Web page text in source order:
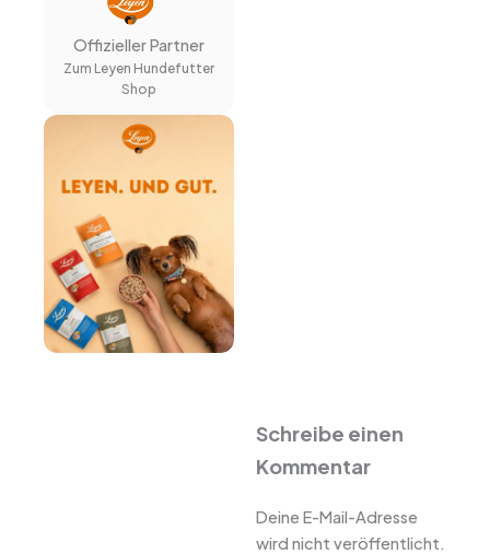
Offizieller Partner
Zum Leyen Hundefutter
Shop
Schreibe einen
Kommentar
Deine E-Mail-Adresse
wird nicht veröffentlicht.